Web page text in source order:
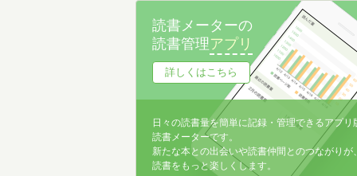
読書メーターの
読書管理アプリ
詳しくはこちら
日々の読書量を簡単に記録・管理できるアプリ
読書メーターです。
新たな本との出会いや読書仲間とのつながりが
読書をもっと楽しくします。